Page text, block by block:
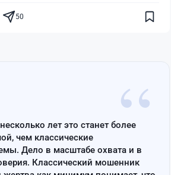
50
“
лет это станет более
чем классические
Дело в масштабе охвата и в
Классический мошенник